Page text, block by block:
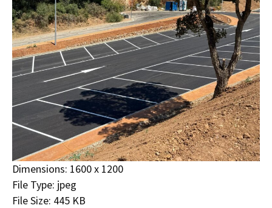
Dimensions: 1600 x 1200
File Type: jpeg
File Size: 445 KB